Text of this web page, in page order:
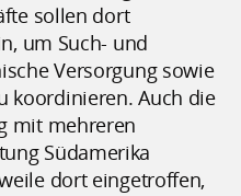
sollen dort
um Such- und
Versorgung sowie
koordinieren. Auch die
mit mehreren
Südamerika
dort eingetroffen,